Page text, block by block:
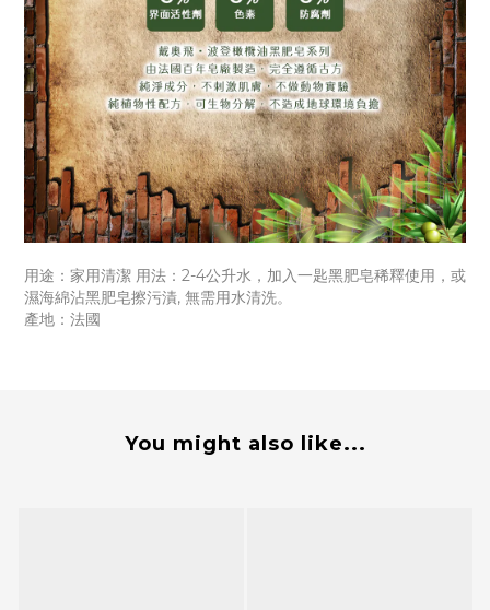
用途：家用清潔 用法：2-4公升水，加入一匙黑肥皂稀釋使用， 或
濕海綿沾黑肥皂擦污漬, 無需用水清洗。
產地：法國
You might also like...